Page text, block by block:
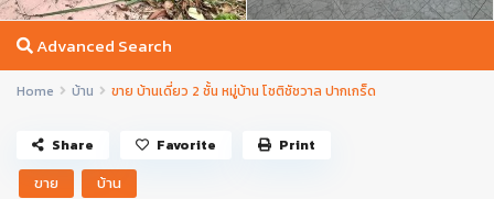
Advanced Search
Home บ้าน ขาย บ้านเดี่ยว 2 ชั้น หมู่บ้าน โชติชัชวาล ปากเกร็ด
ขาย บ้าน
Share Favorite Print